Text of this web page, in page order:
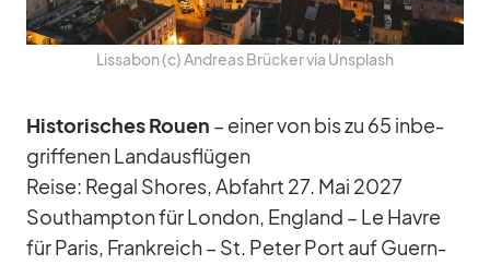
Lis­sa­bon (c) An­dreas Brü­cker via Un­s­plash
His­to­ri­sches Rouen – ei­ner von bis zu 65 in­be­
grif­fe­nen Land­aus­flü­gen
Reise: Re­gal Shores, Ab­fahrt 27. Mai 2027
Sout­hamp­ton für Lon­don, Eng­land – Le Havre
für Pa­ris, Frank­reich – St. Pe­ter Port auf Guern­